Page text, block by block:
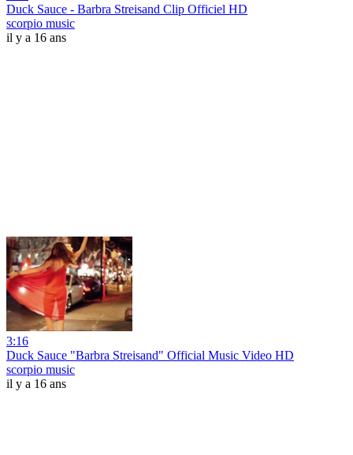
Duck Sauce - Barbra Streisand Clip Officiel HD
scorpio music
il y a 16 ans
3:16
Duck Sauce "Barbra Streisand" Official Music Video HD
scorpio music
il y a 16 ans